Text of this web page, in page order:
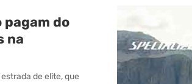
pagam do
na
de elite, que